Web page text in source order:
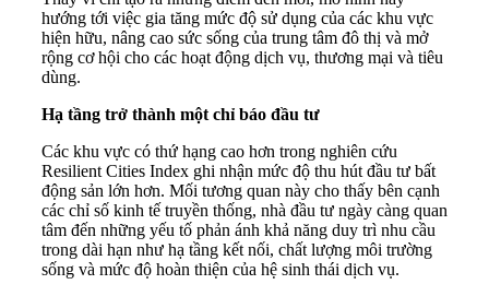
hướng tới việc gia tăng mức độ sử dụng của các khu vực
hiện hữu, nâng cao sức sống của trung tâm đô thị và mở
rộng cơ hội cho các hoạt động dịch vụ, thương mại và tiêu
dùng.
Hạ tầng trở thành một chỉ báo đầu tư
Các khu vực có thứ hạng cao hơn trong nghiên cứu
Resilient Cities Index ghi nhận mức độ thu hút đầu tư bất
động sản lớn hơn. Mối tương quan này cho thấy bên cạnh
các chỉ số kinh tế truyền thống, nhà đầu tư ngày càng quan
tâm đến những yếu tố phản ánh khả năng duy trì nhu cầu
trong dài hạn như hạ tầng kết nối, chất lượng môi trường
sống và mức độ hoàn thiện của hệ sinh thái dịch vụ.